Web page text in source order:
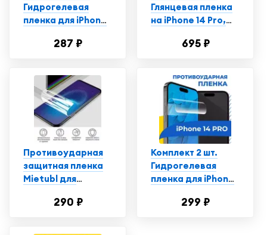
Гидрогелевая
пленка для iPhone
глянцевая,
пленка-стекло на
Эпл Айфон 14 Про
Макс
287 ₽
Глянцевая пленка
на iPhone 14 Pro,
защитная пленка
695 ₽
Противоударная
защитная пленка
Mietubl для
14 Про / iPhone 14
290 ₽
Комплект 2 шт.
Гидрогелевая
пленка для iPhone
пленка на Айфон
299 ₽